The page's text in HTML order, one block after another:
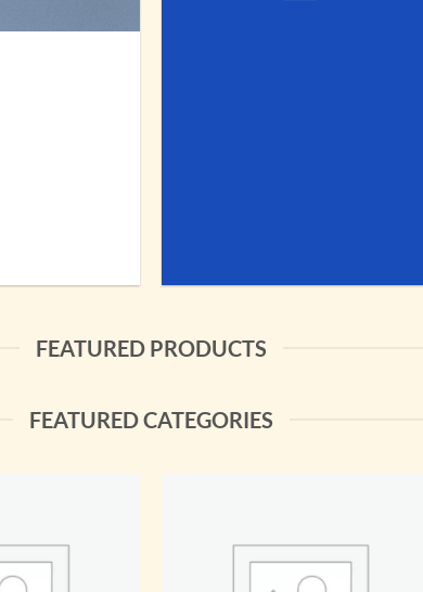
FEATURED PRODUCTS
FEATURED CATEGORIES